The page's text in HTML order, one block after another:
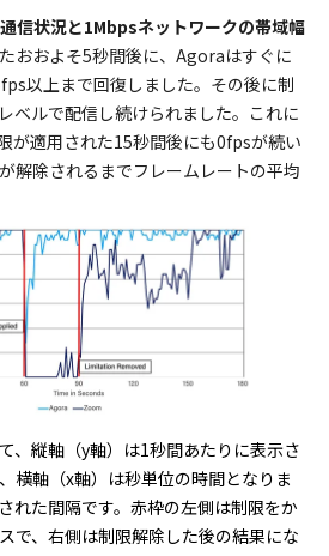
信状況と1Mbpsネットワークの帯域幅
おおよそ5秒間後に、Agoraはすぐに
以上まで回復しました。その後に制
ベルで配信し続けられました。これに
が適用された15秒間後にも0fpsが続い
解除されるまでフレームレートの平均
、縦軸（y軸）は1秒間あたりに表示さ
横軸（x軸）は秒単位の時間となりま
れた間隔です。赤枠の左側は制限をか
で、右側は制限解除した後の結果にな